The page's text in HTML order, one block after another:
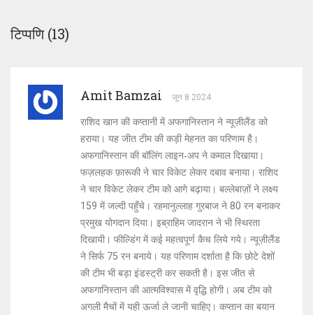
टिप्पणि (13)
Amit Bamzai जून 8 2024
राशिद खान की कप्तानी में अफगानिस्तान ने न्यूज़ीलैंड को
हराया। यह जीत टीम की कड़ी मेहनत का परिणाम है।
अफगानिस्तान की बॉलिंग लाइन‑अप ने कमाल दिखाया।
फज़लहक फ़ारूकी ने चार विकेट लेकर दबाव बनाया। राशिद
ने चार विकेट लेकर टीम को आगे बढ़ाया। बल्लेबाज़ों ने लक्ष्य
159 में जल्दी पहुँचे। रहमानुल्लाह गुरबाज ने 80 रन बनाकर
प्रमुख योगदान दिया। इब्राहिम जादरान ने भी स्थिरता
दिखायी। फील्डिंग में कई महत्वपूर्ण कैच लिये गये। न्यूज़ीलैंड
ने सिर्फ 75 रन बनाये। यह परिणाम दर्शाता है कि छोटे देशों
की टीम भी बड़ा इंडस्ट्री कर सकती है। इस जीत से
अफगानिस्तान की आत्मविश्वास में वृद्धि होगी। अब टीम को
अगली मैचों में यही ऊर्जा ले जानी चाहिए। कप्तान का बयान